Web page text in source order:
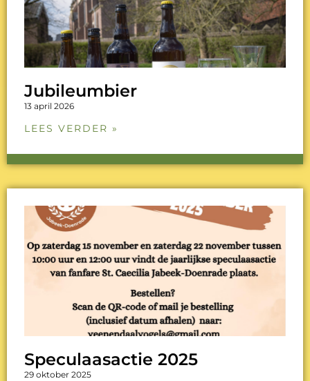
Jubileumbier
13 april 2026
LEES VERDER »
Speculaasactie 2025
29 oktober 2025